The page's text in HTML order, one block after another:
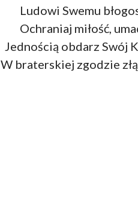
Ludowi Swemu
Ochraniaj miłość,
Jednością obdarz Swój
W braterskiej zgodzie